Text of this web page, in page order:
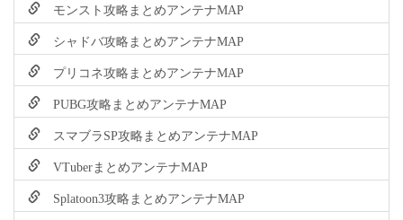
モンスト攻略まとめアンテナMAP
シャドバ攻略まとめアンテナMAP
プリコネ攻略まとめアンテナMAP
PUBG攻略まとめアンテナMAP
スマブラSP攻略まとめアンテナMAP
VTuberまとめアンテナMAP
Splatoon3攻略まとめアンテナMAP